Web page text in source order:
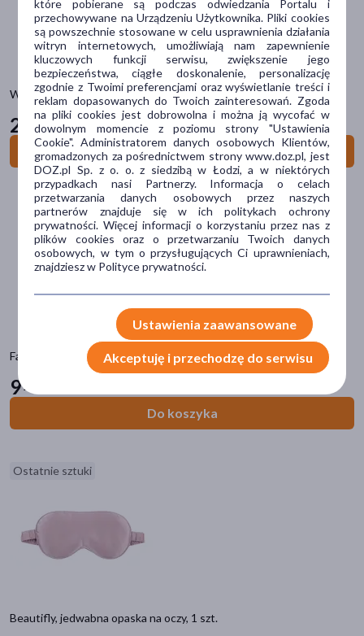
Waya Extra Soft, opaska na oczy zielona, 1 szt.
26
99 zł
Do koszyka
Face Cover C19.2 osłona twarzy / przyłbica, 1 szt.
999 zł
Do koszyka
Ostatnie sztuki
Beautifly, jedwabna opaska na oczy, 1 szt.
Dostawa
Wysyłka
Odbiór w aptece
Cena
zł – zł
Marka
Novamed (1)
Postać
które pobierane są podczas odwiedzania Portalu i
przechowywane na Urządzeniu Użytkownika. Pliki cookies
są powszechnie stosowane w celu usprawnienia działania
witryn internetowych, umożliwiają nam zapewnienie
kluczowych funkcji serwisu, zwiększenie jego
bezpieczeństwa, ciągłe doskonalenie, personalizację
zgodnie z Twoimi preferencjami oraz wyświetlanie treści i
reklam dopasowanych do Twoich zainteresowań. Zgoda
na pliki cookies jest dobrowolna i można ją wycofać w
dowolnym momencie z poziomu strony "Ustawienia
Cookie". Administratorem danych osobowych Klientów,
gromadzonych za pośrednictwem strony www.doz.pl, jest
DOZ.pl Sp. z o. o. z siedzibą w Łodzi, a w niektórych
przypadkach nasi Partnerzy. Informacja o celach
przetwarzania danych osobowych przez naszych
partnerów znajduje się w ich politykach ochrony
prywatności. Więcej informacji o korzystaniu przez nas z
plików cookies oraz o przetwarzaniu Twoich danych
osobowych, w tym o przysługujących Ci uprawnieniach,
znajdziesz w Polityce prywatności.
Ustawienia zaawansowane
Akceptuję i przechodzę do serwisu